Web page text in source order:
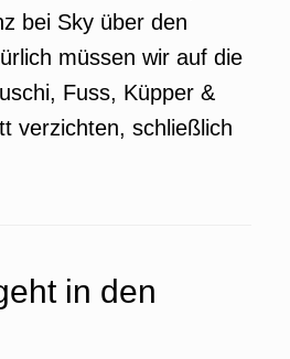
bei Sky über den
müssen wir auf die
Fuss, Küpper &
verzichten, schließlich
in den